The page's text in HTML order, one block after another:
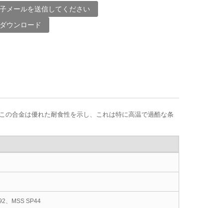
メールを送信してください
ウンロード
の合金は優れた耐食性を示し、これは特に高温で過酷な条
、MSS SP44